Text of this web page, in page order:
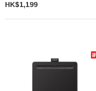
HK$1,199